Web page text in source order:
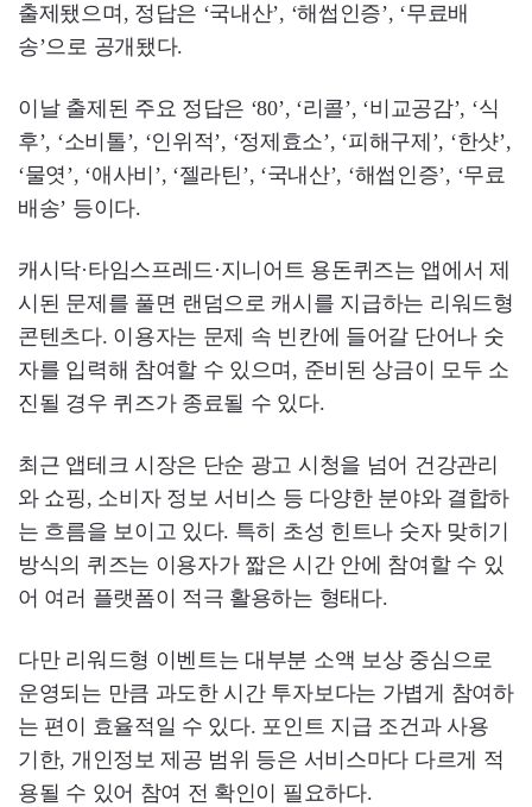
출제됐으며, 정답은 ‘국내산’, ‘해썹인증’, ‘무료배
송’으로 공개됐다.
이날 출제된 주요 정답은 ‘80’, ‘리콜’, ‘비교공감’, ‘식
후’, ‘소비톨’, ‘인위적’, ‘정제효소’, ‘피해구제’, ‘한샷’,
‘물엿’, ‘애사비’, ‘젤라틴’, ‘국내산’, ‘해썹인증’, ‘무료
배송’ 등이다.
캐시닥·타임스프레드·지니어트 용돈퀴즈는 앱에서 제
시된 문제를 풀면 랜덤으로 캐시를 지급하는 리워드형
콘텐츠다. 이용자는 문제 속 빈칸에 들어갈 단어나 숫
자를 입력해 참여할 수 있으며, 준비된 상금이 모두 소
진될 경우 퀴즈가 종료될 수 있다.
최근 앱테크 시장은 단순 광고 시청을 넘어 건강관리
와 쇼핑, 소비자 정보 서비스 등 다양한 분야와 결합하
는 흐름을 보이고 있다. 특히 초성 힌트나 숫자 맞히기
방식의 퀴즈는 이용자가 짧은 시간 안에 참여할 수 있
어 여러 플랫폼이 적극 활용하는 형태다.
다만 리워드형 이벤트는 대부분 소액 보상 중심으로
운영되는 만큼 과도한 시간 투자보다는 가볍게 참여하
는 편이 효율적일 수 있다. 포인트 지급 조건과 사용
기한, 개인정보 제공 범위 등은 서비스마다 다르게 적
용될 수 있어 참여 전 확인이 필요하다.